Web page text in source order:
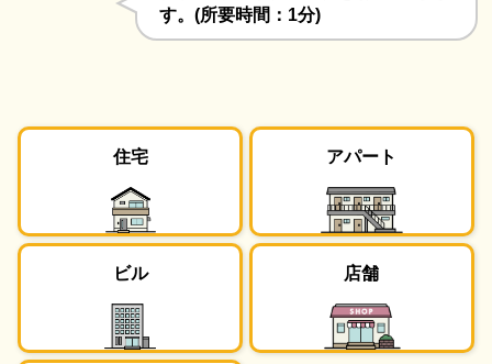
す。(所要時間：1分)
住宅 アパート
ビル 店舗